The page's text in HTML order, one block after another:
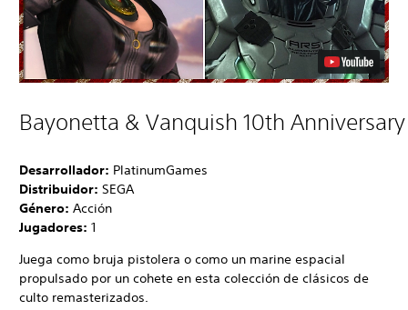
Bayonetta & Vanquish 10th
Desarrollador: PlatinumGames
Distribuidor: SEGA
Género: Acción
Jugadores: 1
Juega como bruja pistolera o como un marine espacial
propulsado por un cohete en esta colección de clásicos de
culto remasterizados.